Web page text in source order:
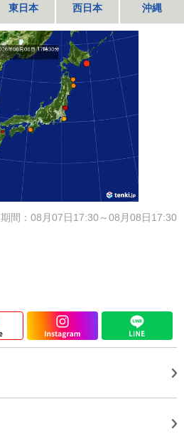
東日本 西日本 沖縄
期間：08月07日17:30～08月08日17:30